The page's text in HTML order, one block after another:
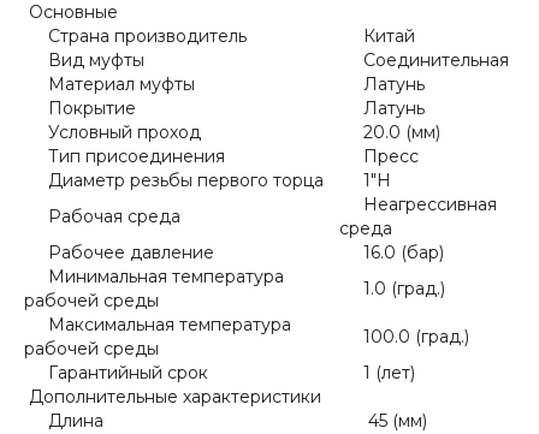
Основные
Страна производитель
Китай
Вид муфты
Соединительная
Материал муфты
Латунь
Покрытие
Латунь
Условный проход
20.0 (мм)
Тип присоединения
Пресс
Диаметр резьбы первого торца
1"Н
Рабочая среда
Неагрессивная
среда
Рабочее давление
16.0 (бар)
Минимальная температура
рабочей среды
1.0 (град.)
Максимальная температура
рабочей среды
100.0 (град.)
Гарантийный срок
1 (лет)
Дополнительные характеристики
Длина
45 (мм)